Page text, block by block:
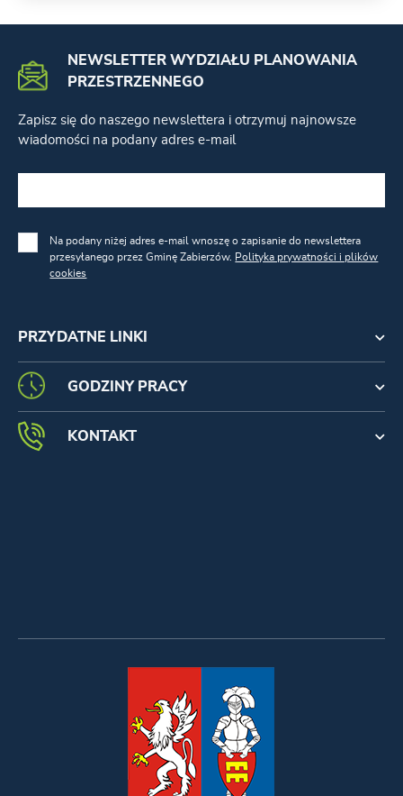
PRZYDATNE LINKI
NEWSLETTER WYDZIAŁU PLANOWANIA
PRZESTRZENNEGO
Zapisz się do naszego newslettera i otrzymuj najnowsze
wiadomości na podany adres e-mail
Na podany niżej adres e-mail wnoszę o zapisanie do newslettera
przesyłanego przez Gminę Zabierzów. Polityka prywatności i plików
cookies
GODZINY PRACY
KONTAKT